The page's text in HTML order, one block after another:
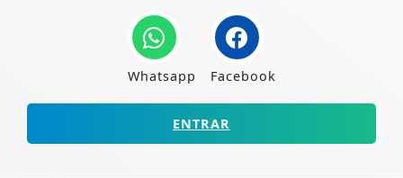
Whatsapp Facebook
ENTRAR